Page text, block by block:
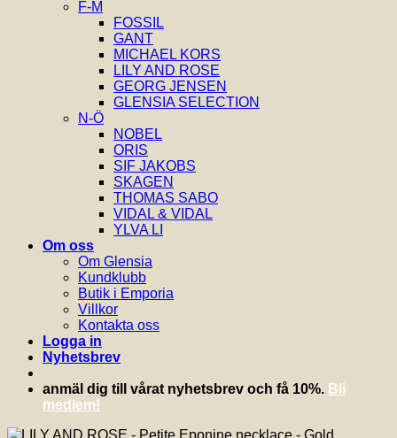
F-M
FOSSIL
GANT
MICHAEL KORS
LILY AND ROSE
GEORG JENSEN
GLENSIA SELECTION
N-Ö
NOBEL
ORIS
SIF JAKOBS
SKAGEN
THOMAS SABO
VIDAL & VIDAL
YLVA LI
Om oss
Om Glensia
Kundklubb
Butik i Emporia
Villkor
Kontakta oss
Logga in
Nyhetsbrev
anmäl dig till vårat nyhetsbrev och få 10%. Bli
medlem!